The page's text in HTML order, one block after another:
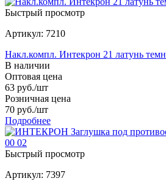
Быстрый просмотр
Артикул: 7210
Накл.компл. Интекрон 21 латунь
В наличии
Оптовая цена
63 руб./шт
Розничная цена
70 руб./шт
Подробнее
Быстрый просмотр
Артикул: 7397